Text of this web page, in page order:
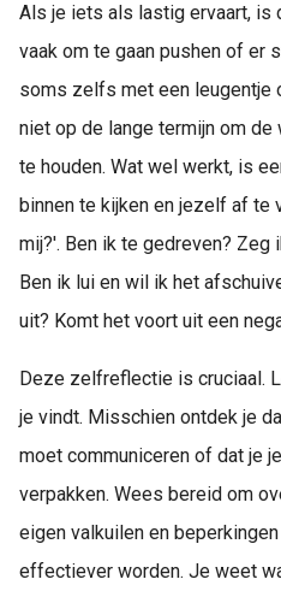
Als je iets als lastig ervaart, is
vaak om te gaan pushen of er
soms zelfs met een leugentje
niet op de lange termijn om
te houden. Wat wel werkt, is
binnen te kijken en jezelf af te
mij?'. Ben ik te gedreven?
Ben ik lui en wil ik het
uit? Komt het voort uit een
Deze zelfreflectie is cruciaal.
je vindt. Misschien ontdek je
moet communiceren of dat je
verpakken. Wees bereid om
eigen valkuilen en
effectiever worden. Je weet